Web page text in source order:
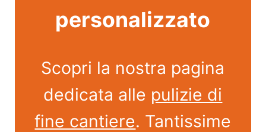
personalizzato
Scopri la nostra pagina
dedicata alle pulizie di
fine cantiere. Tantissime